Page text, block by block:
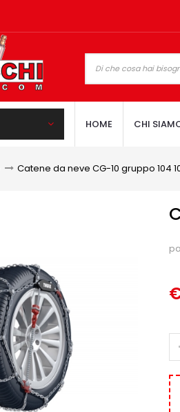
HOME CHI
> Catene da neve CG-10 gruppo 104